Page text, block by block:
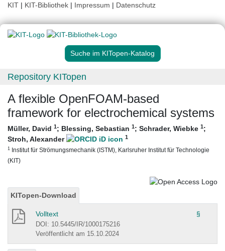
KIT | KIT-Bibliothek | Impressum | Datenschutz
Suche im KITopen-Katalog
Repository KITopen
A flexible OpenFOAM-based
framework for electrochemical systems
Müller, David 1; Blessing, Sebastian 1; Schrader, Wiebke 1;
Stroh, Alexander
1
1 Institut für Strömungsmechanik (ISTM), Karlsruher Institut für Technologie
(KIT)
KITopen-Download
Volltext §
DOI: 10.5445/IR/1000175216
Veröffentlicht am 15.10.2024